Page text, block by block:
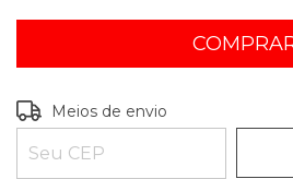
Entregas para o CEP:
Meios de envio